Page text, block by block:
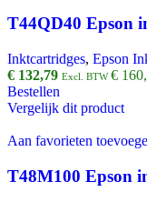
T44QD40 Epson
Inktcartridges, Epson
€ 132,79 Excl. BTW€
Bestellen
Vergelijk dit product
Aan favorieten
T48M100 Epson